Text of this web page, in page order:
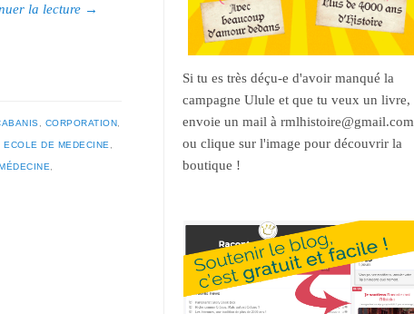
la lecture →
CORPORATION
ECOLE DE MEDECINE
Si tu es très déçu-e d'avoir manqué la
campagne Ulule et que tu veux un livre,
envoie un mail à rmlhistoire@gmail.com
ou clique sur l'image pour découvrir la
boutique !